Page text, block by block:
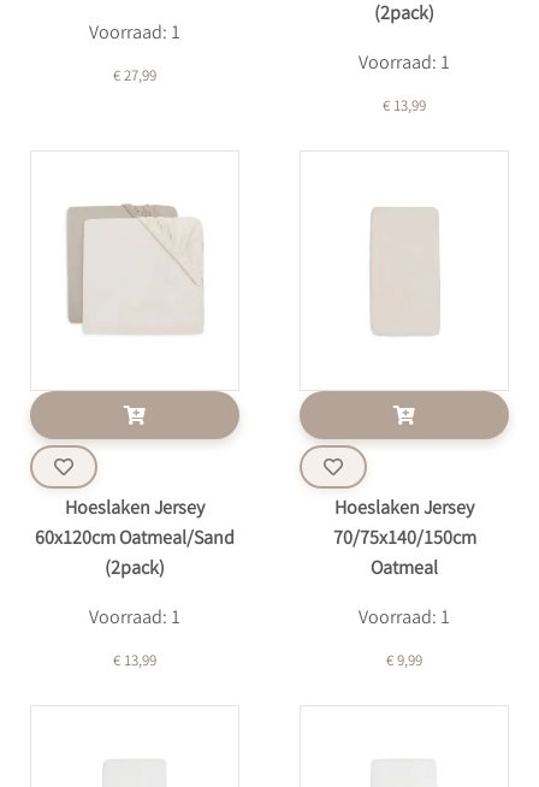
Voorraad: 1
€ 27,99
(2pack)
Voorraad: 1
€ 13,99
Hoeslaken Jersey
60x120cm Oatmeal/Sand
(2pack)
Voorraad: 1
€ 13,99
Hoeslaken Jersey
70/75x140/150cm
Oatmeal
Voorraad: 1
€ 9,99